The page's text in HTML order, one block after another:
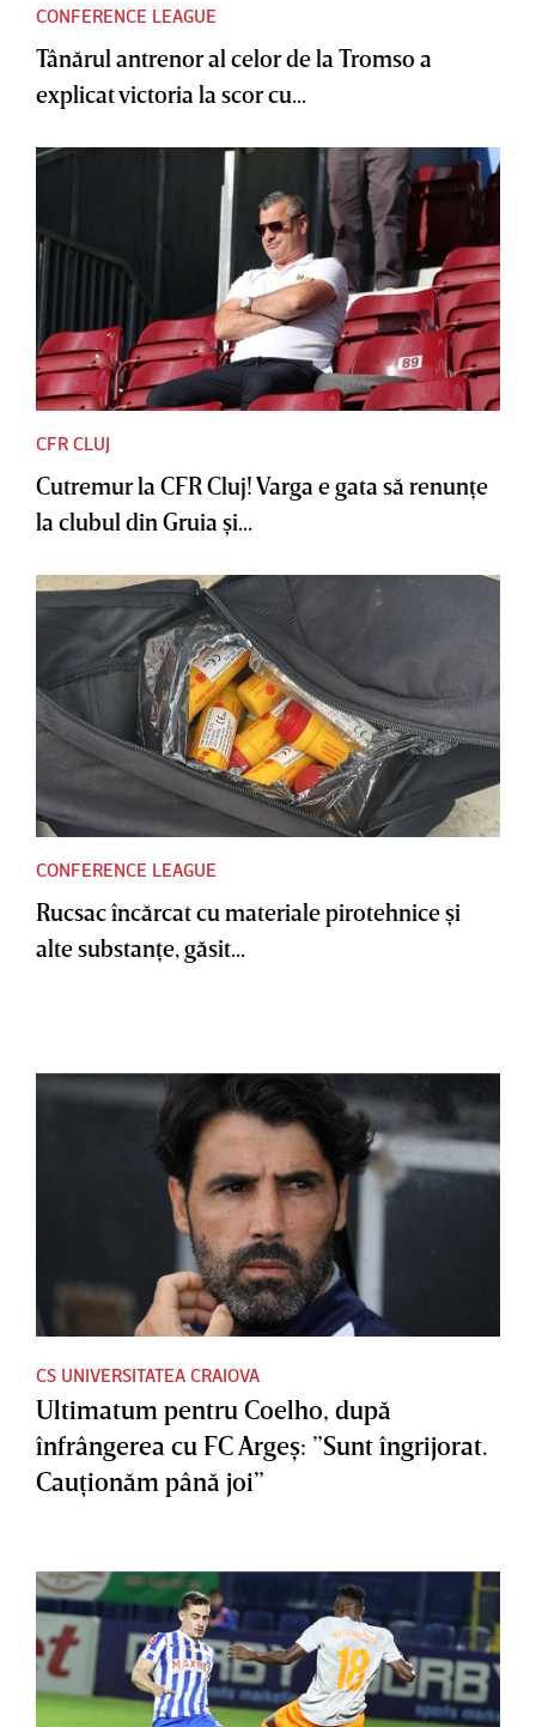
CONFERENCE LEAGUE
Tânărul antrenor al celor de la Tromso a
explicat victoria la scor cu...
CFR CLUJ
Cutremur la CFR Cluj! Varga e gata să renunţe
la clubul din Gruia şi...
CONFERENCE LEAGUE
Rucsac încărcat cu materiale pirotehnice şi
alte substanţe, găsit...
CS UNIVERSITATEA CRAIOVA
Ultimatum pentru Coelho, după
înfrângerea cu FC Argeş: ”Sunt îngrijorat.
Cauţionăm până joi”